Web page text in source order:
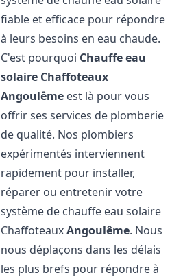
fiable et efficace pour répondre
à leurs besoins en eau chaude.
C'est pourquoi Chauffe eau
solaire Chaffoteaux
Angoulême est là pour vous
offrir ses services de plomberie
de qualité. Nos plombiers
expérimentés interviennent
rapidement pour installer,
réparer ou entretenir votre
système de chauffe eau solaire
ChaffoteauxAngoulême. Nous
nous déplaçons dans les délais
les plus brefs pour répondre à